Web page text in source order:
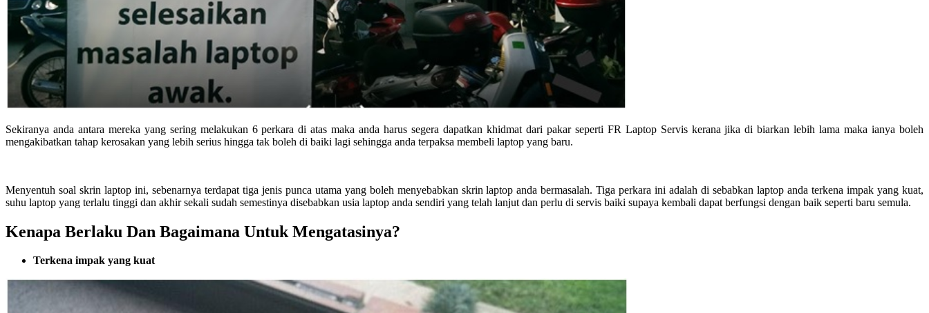
Sekiranya anda antara mereka yang sering melakukan 6 perkara di atas maka anda harus segera dapatkan khidmat dari pakar seperti FR Laptop Servis kerana jika di biarkan lebih lama maka ianya boleh
mengakibatkan tahap kerosakan yang lebih serius hingga tak boleh di baiki lagi sehingga anda terpaksa membeli laptop yang baru.
Menyentuh soal skrin laptop ini, sebenarnya terdapat tiga jenis punca utama yang boleh menyebabkan skrin laptop anda bermasalah. Tiga perkara ini adalah di sebabkan laptop anda terkena impak yang kuat,
suhu laptop yang terlalu tinggi dan akhir sekali sudah semestinya disebabkan usia laptop anda sendiri yang telah lanjut dan perlu di servis baiki supaya kembali dapat berfungsi dengan baik seperti baru semula.
Kenapa Berlaku Dan Bagaimana Untuk Mengatasinya?
Terkena impak yang kuat